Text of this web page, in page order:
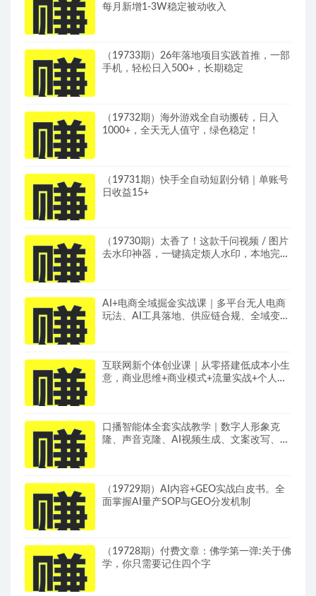
每月新增1-3W稳定被动收入
（19733期）26年落地项目实践首推，一部
手机，轻松日入500+，长期稳定
（19732期）海外游戏全自动搬砖，日入
1000+，全天无人值守，绿色稳定！
（19731期）快手全自动短剧分销｜单账号
日收益15+
（19730期）太香了！这款千问视频 / 图片
去水印神器，一键搞定烦人水印，本地完全
AI+电商全域掘金实战课｜多平台无人电商
玩法、AI工具落地、供应链合规、全域变现
互联网新个体创业课｜从零搭建低成本小生
意，商业思维+商业模式+流量实战+个人成
口播智能体全套实战教学｜数字人形象克
隆、声音克隆、AI视频生成、文案改写、软
（19729期）AI内容+GEO实战白皮书。全
面掌握AI量产SOP与GEO分发机制
（19728期）付费文章：佛学第一弹:关于佛
学，你只需要记住四个字